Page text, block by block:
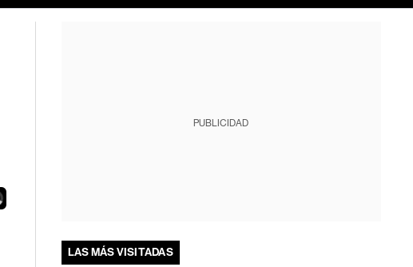
PUBLICIDAD
LAS MÁS VISITADAS